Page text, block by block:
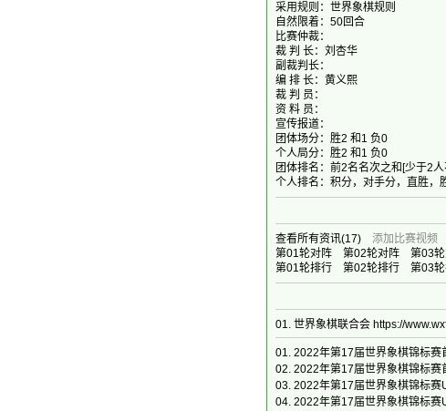
采用规则：世界象棋规则
自然限着：50回合
比赛仲裁：
裁 判 长：刘杏华
副裁判长：
编 排 长：黄义熙
裁 判 员：
资 料 员：
宣传报道：
团体场分：胜2 和1 负0
个人局分：胜2 和1 负0
团体排名：前2名名次之和[少于2
个人排名：积分，对手分，直胜，
查看所有资讯(17) 添加比赛视频
第01轮对阵
第02轮对阵 第03
第01轮排行
第02轮排行 第03
01. 世界象棋联合会 https://
01. 2022年第17届世界象棋锦标赛
02. 2022年第17届世界象棋锦标赛
03. 2022年第17届世界象棋锦标
04. 2022年第17届世界象棋锦标